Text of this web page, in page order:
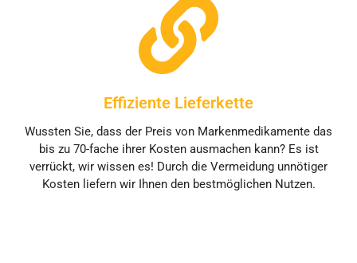
Effiziente Lieferkette
Wussten Sie, dass der Preis von Markenmedikamente das
bis zu 70-fache ihrer Kosten ausmachen kann? Es ist
verrückt, wir wissen es! Durch die Vermeidung unnötiger
Kosten liefern wir Ihnen den bestmöglichen Nutzen.